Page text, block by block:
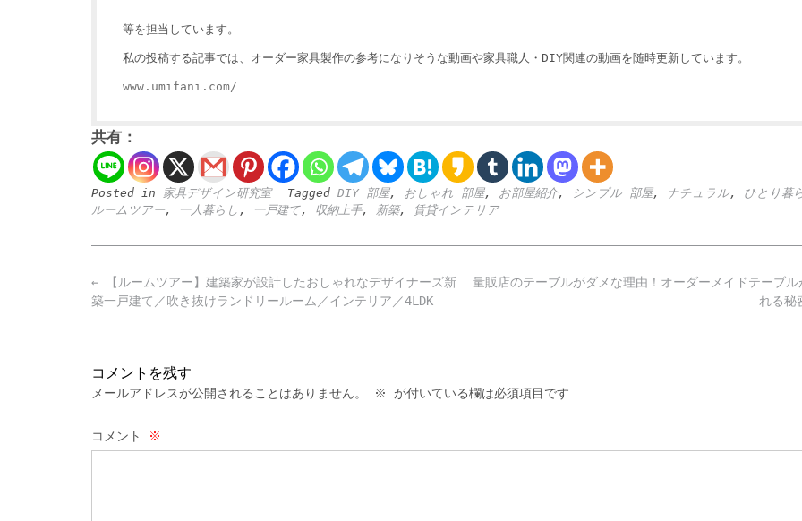
等を担当しています。
私の投稿する記事では、オーダー家具製作の参考になりそうな動画や家具職人・DIY関連の動画を随時更新しています。
www.umifani.com/
共有：
Posted in 家具デザイン研究室 Tagged DIY 部屋, おしゃれ 部屋, お部屋紹介, シンプル 部屋, ナチュラル, ひとり暮
ルームツアー, 一人暮らし , 一戸建て, 収納上手, 新築, 賃貸インテリア
Post
navigation
量販店のテーブルがダメな理由！オーダーメイドテーブル
れる
← 【ルームツアー】建築家が設計したおしゃれなデザイナーズ新
築一戸建て／吹き抜けランドリールーム／インテリア／4LDK
コメントを残す
メールアドレスが公開されることはありません。 ※ が付いている欄は必須項目です
コメント ※